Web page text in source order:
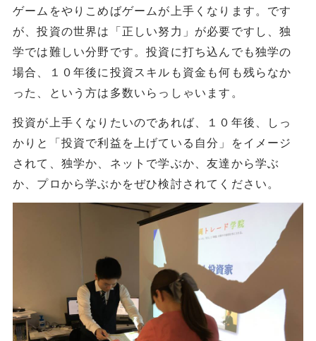
ゲームをやりこめばゲームが上手くなります。です
が、投資の世界は「正しい努力」が必要ですし、独
学では難しい分野です。投資に打ち込んでも独学の
場合、１０年後に投資スキルも資金も何も残らなか
った、という方は多数いらっしゃいます。
投資が上手くなりたいのであれば、１０年後、しっ
かりと「投資で利益を上げている自分」をイメージ
されて、独学か、ネットで学ぶか、友達から学ぶ
か、プロから学ぶかをぜひ検討されてください。